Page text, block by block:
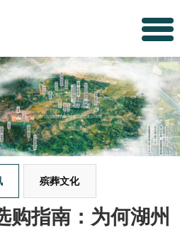
殡葬文化
购指南：为何湖州